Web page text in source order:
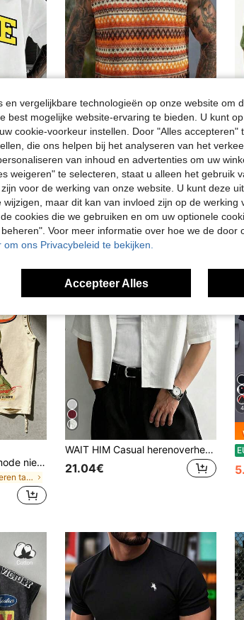
bedrukking, ademend, comfortabel, veelzijdig topje geschikt voor
in Snel drogend Heren Tops
Luphoenix
#5 Bestseller
14.56€
ROMWE MEN Casual mode nieuwe zware heren streetstyle tanktop, koppelstijl top, geschikt voor dagelijks gebruik
in Figuur Heren tanktops
WAIT HIM Casual herenoverhemd met korte mouwen, 100% katoen, effen kleur
21.04€
4
en vergelijkbare technologieën op onze website om
best mogelijke website-ervaring te bieden. U kunt
cookie-voorkeur instellen. Door "Alles accepteren"
die ons helpen bij het analyseren van het
van inhoud en advertenties om uw
weigeren" te selecteren, staat u alleen het gebruik
voor de werking van onze website. U kunt deze
wijzigen, maar dit kan van invloed zijn op de werking
cookies die we gebruiken en om uw optionele
Voor meer informatie over hoe we de door
om ons Privacybeleid te bekijken.
Accepteer Alles